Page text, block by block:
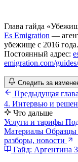
Глава гайда
Es Emigration —
убежище с 2016
Постоянный адрес:
emigration.com/
Следить за
Предыдущая глава
4. Интервью и
Что дальше
Услуги и тарифы
Материалы Образцы
разборы, новости
Гайд: Аргентина